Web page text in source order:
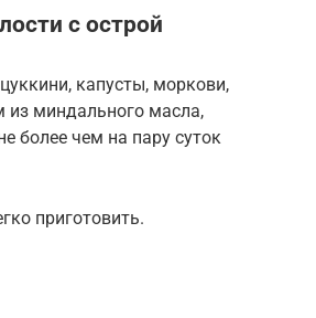
с острой
капусты, моркови,
из миндального масла,
более чем на пару суток
приготовить.